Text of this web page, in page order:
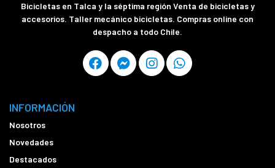
Bicicletas en Talca y la séptima región Venta de bicicletas y
accesorios. Taller mecánico bicicletas. Compras online con
despacho a todo Chile.
INFORMACIÓN
Nosotros
Novedades
Destacados